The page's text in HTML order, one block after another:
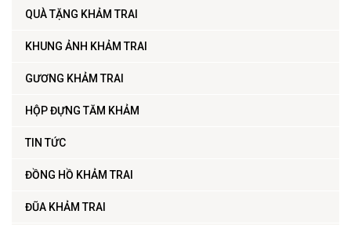
QUÀ TẶNG KHẢM TRAI
KHUNG ẢNH KHẢM TRAI
GƯƠNG KHẢM TRAI
HỘP ĐỰNG TĂM KHẢM
TIN TỨC
ĐỒNG HỒ KHẢM TRAI
ĐŨA KHẢM TRAI